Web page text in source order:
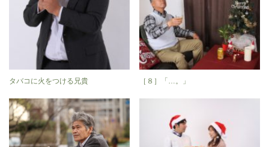
タバコに火をつける兄貴 ［８］「…。」